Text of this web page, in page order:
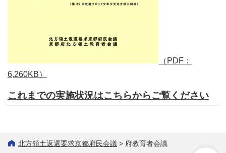
（PDF：
6,260KB）
これまでの実施状況はこちらからご覧ください
北方領土返還要求京都府民会議 > 府教育者会議